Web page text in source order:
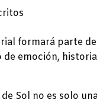
formará parte
emoción,
Sol no es solo